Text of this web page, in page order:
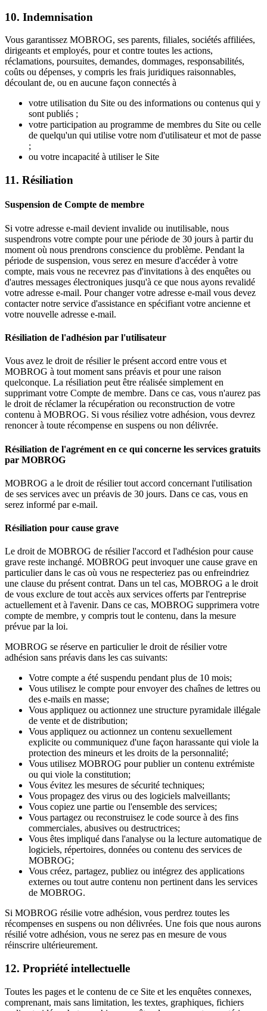
10. Indemnisation
Vous garantissez MOBROG, ses parents, filiales, sociétés affiliées,
dirigeants et employés, pour et contre toutes les actions,
réclamations, poursuites, demandes, dommages, responsabilités,
coûts ou dépenses, y compris les frais juridiques raisonnables,
découlant de, ou en aucune façon connectés à
votre utilisation du Site ou des informations ou contenus qui y
sont publiés ;
votre participation au programme de membres du Site ou celle
de quelqu'un qui utilise votre nom d'utilisateur et mot de passe
;
ou votre incapacité à utiliser le Site
11. Résiliation
Suspension de Compte de membre
Si votre adresse e-mail devient invalide ou inutilisable, nous
suspendrons votre compte pour une période de 30 jours à partir du
moment où nous prendrons conscience du problème. Pendant la
période de suspension, vous serez en mesure d'accéder à votre
compte, mais vous ne recevrez pas d'invitations à des enquêtes ou
d'autres messages électroniques jusqu'à ce que nous ayons revalidé
votre adresse e-mail. Pour changer votre adresse e-mail vous devez
contacter notre service d'assistance en spécifiant votre ancienne et
votre nouvelle adresse e-mail.
Résiliation de l'adhésion par l'utilisateur
Vous avez le droit de résilier le présent accord entre vous et
MOBROG à tout moment sans préavis et pour une raison
quelconque. La résiliation peut être réalisée simplement en
supprimant votre Compte de membre. Dans ce cas, vous n'aurez pas
le droit de réclamer la récupération ou reconstruction de votre
contenu à MOBROG. Si vous résiliez votre adhésion, vous devrez
renoncer à toute récompense en suspens ou non délivrée.
Résiliation de l'agrément en ce qui concerne les services gratuits
par MOBROG
MOBROG a le droit de résilier tout accord concernant l'utilisation
de ses services avec un préavis de 30 jours. Dans ce cas, vous en
serez informé par e-mail.
Résiliation pour cause grave
Le droit de MOBROG de résilier l'accord et l'adhésion pour cause
grave reste inchangé. MOBROG peut invoquer une cause grave en
particulier dans le cas où vous ne respecteriez pas ou enfreindriez
une clause du présent contrat. Dans un tel cas, MOBROG a le droit
de vous exclure de tout accès aux services offerts par l'entreprise
actuellement et à l'avenir. Dans ce cas, MOBROG supprimera votre
compte de membre, y compris tout le contenu, dans la mesure
prévue par la loi.
MOBROG se réserve en particulier le droit de résilier votre
adhésion sans préavis dans les cas suivants:
Votre compte a été suspendu pendant plus de 10 mois;
Vous utilisez le compte pour envoyer des chaînes de lettres ou
des e-mails en masse;
Vous appliquez ou actionnez une structure pyramidale illégale
de vente et de distribution;
Vous appliquez ou actionnez un contenu sexuellement
explicite ou communiquez d'une façon harassante qui viole la
protection des mineurs et les droits de la personnalité;
Vous utilisez MOBROG pour publier un contenu extrémiste
ou qui viole la constitution;
Vous évitez les mesures de sécurité techniques;
Vous propagez des virus ou des logiciels malveillants;
Vous copiez une partie ou l'ensemble des services;
Vous partagez ou reconstruisez le code source à des fins
commerciales, abusives ou destructrices;
Vous êtes impliqué dans l'analyse ou la lecture automatique de
logiciels, répertoires, données ou contenu des services de
MOBROG;
Vous créez, partagez, publiez ou intégrez des applications
externes ou tout autre contenu non pertinent dans les services
de MOBROG.
Si MOBROG résilie votre adhésion, vous perdrez toutes les
récompenses en suspens ou non délivrées. Une fois que nous aurons
résilié votre adhésion, vous ne serez pas en mesure de vous
réinscrire ultérieurement.
12. Propriété intellectuelle
Toutes les pages et le contenu de ce Site et les enquêtes connexes,
comprenant, mais sans limitation, les textes, graphiques, fichiers